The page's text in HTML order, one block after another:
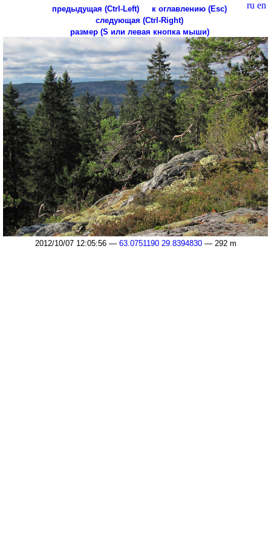
ru en
предыдущая (Ctrl-Left)
к оглавлению (Esc)
следующая (Ctrl-Right)
размер (S или левая кнопка мыши)
2012/10/07 12:05:56 — 63.0751190 29.8394830— 292 m